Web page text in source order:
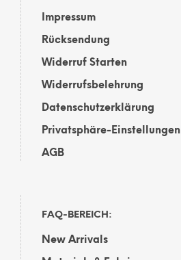
Impressum
Rücksendung
Widerruf Starten
Widerrufsbelehrung
Datenschutzerklärung
Privatsphäre-Einstellungen
AGB
FAQ-BEREICH:
New Arrivals